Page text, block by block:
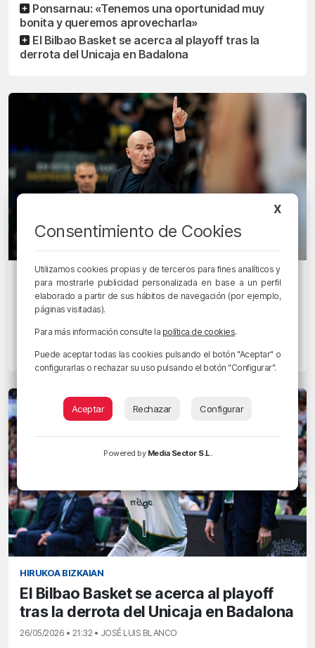
Ponsarnau: «Tenemos una oportunidad muy
bonita y queremos aprovecharla»
El Bilbao Basket se acerca al playoff tras la
derrota del Unicaja en Badalona
HIRUKOA BIZKAIAN
Ponsarnau: «Tenemos una
oportunidad muy bonita y queremos
aprovecharla»
27/05/2026 • 19:14 • JOSÉ LUIS BLANCO
HIRUKOA BIZKAIAN
El Bilbao Basket se acerca al playoff
tras la derrota del Unicaja en Badalona
26/05/2026 • 21:32 • JOSÉ LUIS BLANCO
X
Consentimiento de Cookies
Utilizamos cookies propias y de terceros para fines analíticos y
para mostrarle publicidad personalizada en base a un perfil
elaborado a partir de sus hábitos de navegación (por ejemplo,
páginas visitadas).
Para más información consulte la política de cookies.
Puede aceptar todas las cookies pulsando el botón "Aceptar" o
configurarlas o rechazar su uso pulsando el botón "Configurar".
Aceptar Rechazar Configurar
Powered by Media Sector S.L.